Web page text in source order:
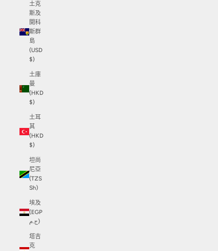
土克
斯及
開科
斯群
島
(USD
$)
土庫
曼
(HKD
$)
土耳
其
(HKD
$)
坦尚
尼亞
(TZS
Sh)
埃及
(EGP
ج.م)
塔吉
克